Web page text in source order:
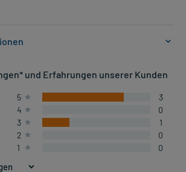
Auges, die nicht durch Erreger
Hornhautverletzungen des Auges
und Erfahrungen unserer Kunden
5
3
4
0
3
1
2
0
1
0